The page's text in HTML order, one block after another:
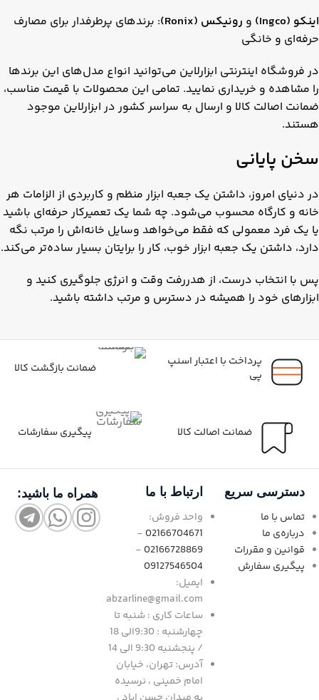
اینکو (Ingco)
و رونیکس (Ronix)
: برندهای پرطرفدار برای مصارف
حرفه‌ای و خانگی
در فروشگاه اینترنتی ابزارلاین می‌توانید انواع مدل‌های این برندها
را مشاهده و خریداری نمایید. تمامی این محصولات با قیمت مناسب،
ضمانت اصالت کالا و ارسال به سراسر کشور در ابزارلاین موجود
هستند.
سخن پایانی
در دنیای امروز، داشتن یک جعبه ابزار منظم و کاربردی از الزامات هر
خانه و کارگاه محسوب می‌شود. چه شما یک تعمیرکار حرفه‌ای باشید
یا یک فرد معمولی که فقط می‌خواهد وسایل خانه‌اش را مرتب نگه
دارد، داشتن یک جعبه ابزار خوب، کار را برایتان بسیار ساده‌تر می‌کند.
پس با انتخاب درست، از هدررفت وقت و انرژی جلوگیری کنید و
ابزارهای خود را همیشه در دسترس و مرتب داشته باشید.
پرداخت با اعتبار اسنپ
پی
ضمانت بازگشت کالا
ضمانت اصالت کالا پیگیری سفارشات
دسترسی سریع
تماس با ما
درباره‌ی ما
قوانین و مقررات
پیگیری سفارش
ارتباط با ما
واحد فروش:
02166704671
-
02166728869
-
09127546504
ایمیل:
abzarline@gmail.com
ساعات کاری : شنبه تا
چهارشنبه : 9:30الی 18
/ پنجشنبه 9:30 الی 14
آدرس: تهران، خیابان
امام خمینی ، نرسیده
همراه ما باشید: